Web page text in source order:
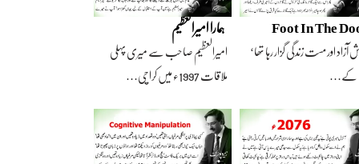
Foot In The
آزاد اور مست زندگی گزار رہا تھا‘
کے…
ہمارا امیرالعظیم
امیرالعظیم صاحب سے میری پہلی
ملاقات 1997ء میں کراچی…